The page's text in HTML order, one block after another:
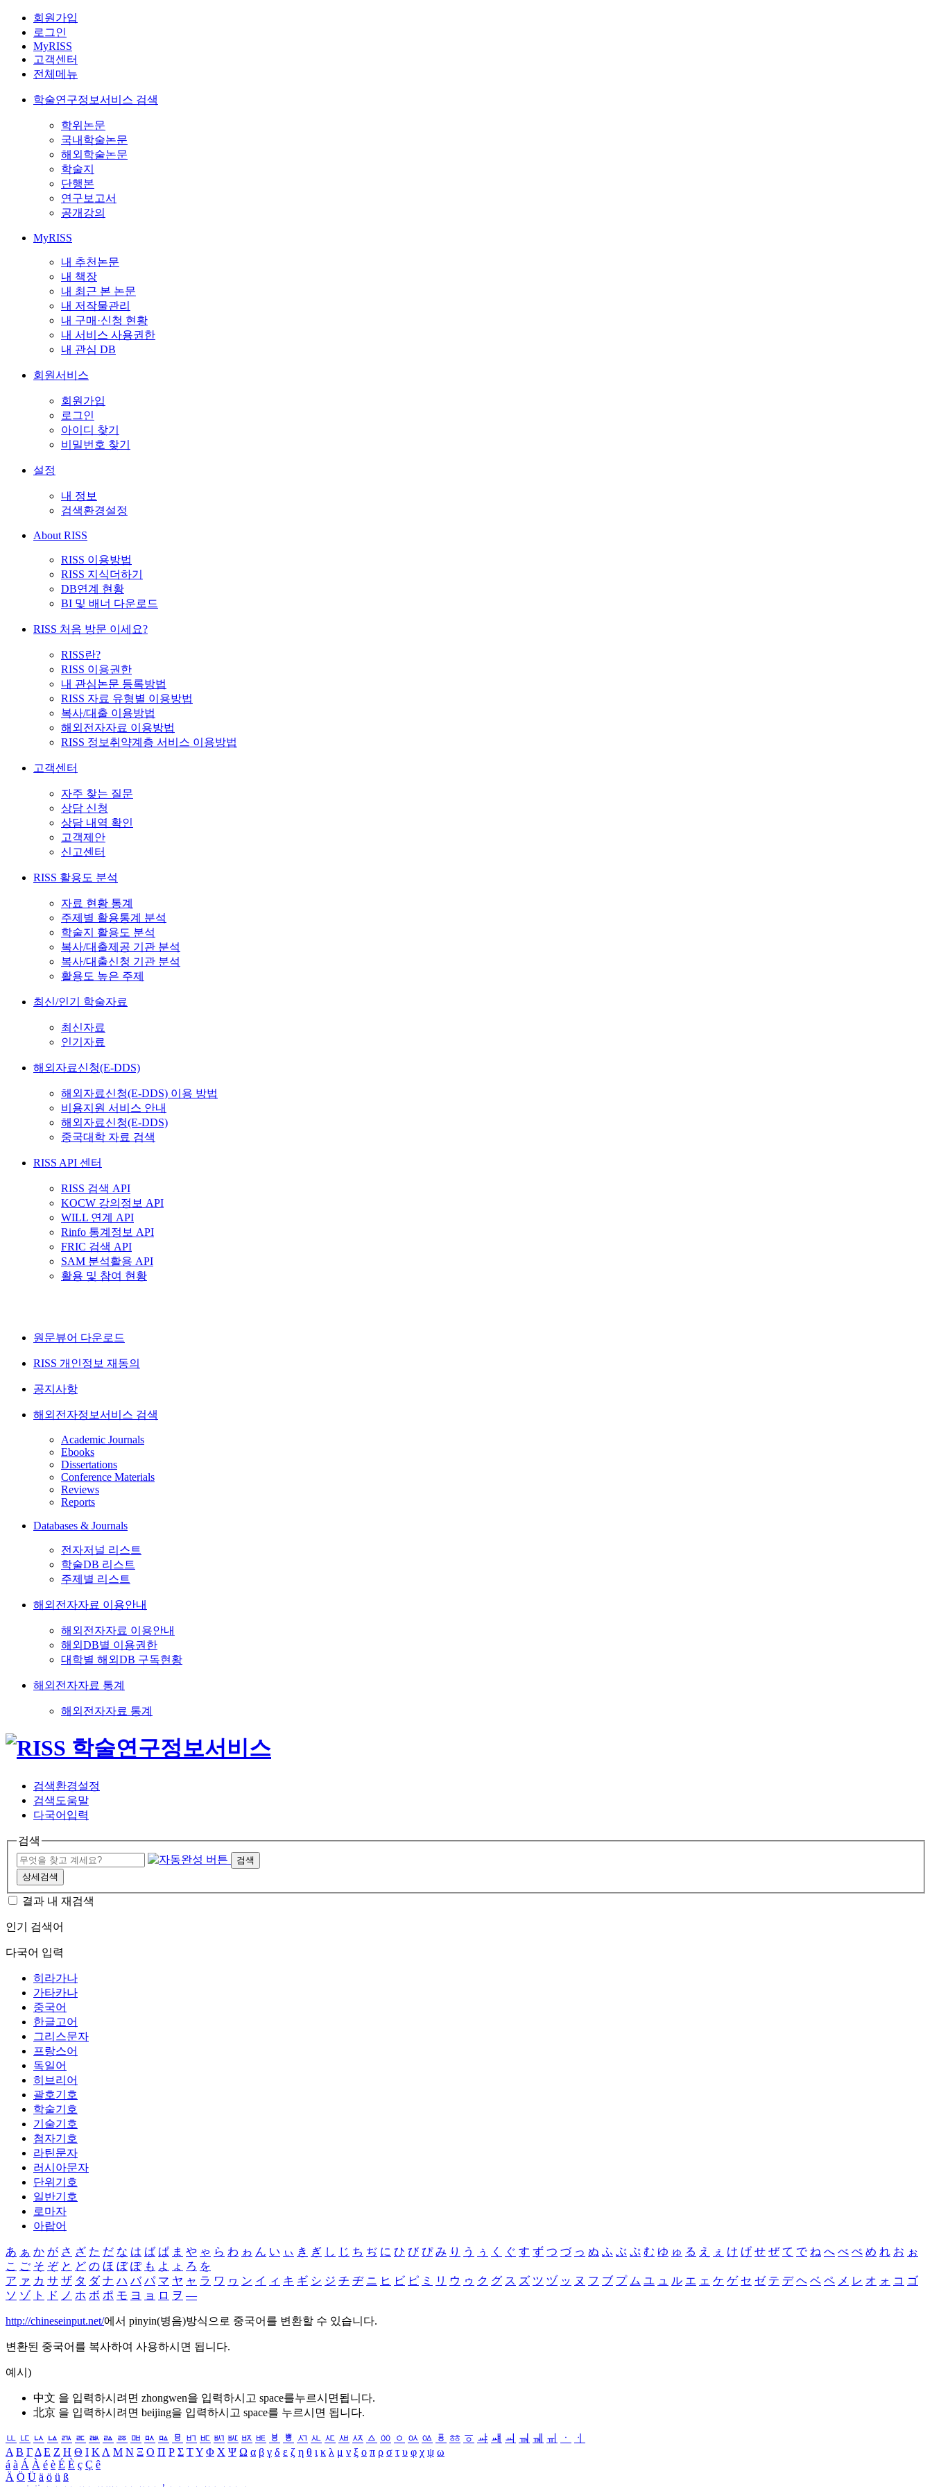
회원가입
로그인
MyRISS
고객센터
전체메뉴
학술연구정보서비스 검색
학위논문
국내학술논문
해외학술논문
학술지
단행본
연구보고서
공개강의
MyRISS
내 추천논문
내 책장
내 최근 본 논문
내 저작물관리
내 구매·신청 현황
내 서비스 사용권한
내 관심 DB
회원서비스
회원가입
로그인
아이디 찾기
비밀번호 찾기
설정
내 정보
검색환경설정
About RISS
RISS 이용방법
RISS 지식더하기
DB연계 현황
BI 및 배너 다운로드
RISS 처음 방문 이세요?
RISS란?
RISS 이용권한
내 관심논문 등록방법
RISS 자료 유형별 이용방법
복사/대출 이용방법
해외전자자료 이용방법
RISS 정보취약계층 서비스 이용방법
고객센터
자주 찾는 질문
상담 신청
상담 내역 확인
고객제안
신고센터
RISS 활용도 분석
자료 현황 통계
주제별 활용통계 분석
학술지 활용도 분석
복사/대출제공 기관 분석
복사/대출신청 기관 분석
활용도 높은 주제
최신/인기 학술자료
최신자료
인기자료
해외자료신청(E-DDS)
해외자료신청(E-DDS) 이용 방법
비용지원 서비스 안내
해외자료신청(E-DDS)
중국대학 자료 검색
RISS API 센터
RISS 검색 API
KOCW 강의정보 API
WILL 연계 API
Rinfo 통계정보 API
FRIC 검색 API
SAM 분석활용 API
활용 및 참여 현황
원문뷰어 다운로드
RISS 개인정보 재동의
공지사항
해외전자정보서비스 검색
Academic Journals
Ebooks
Dissertations
Conference Materials
Reviews
Reports
Databases & Journals
전자저널 리스트
학술DB 리스트
주제별 리스트
해외전자자료 이용안내
해외전자자료 이용안내
해외DB별 이용권한
대학별 해외DB 구독현황
해외전자자료 통계
해외전자자료 통계
검색환경설정
검색도움말
다국어입력
검색
검색
상세검색
결과 내 재검색
인기 검색어
다국어 입력
히라가나
가타카나
중국어
한글고어
그리스문자
프랑스어
독일어
히브리어
괄호기호
학술기호
기술기호
첨자기호
라틴문자
러시아문자
단위기호
일반기호
로마자
아랍어
あ ぁ か が さ ざ た だ な は ば ぱ ま や ゃ ら わ ゎ ん い ぃ き ぎ し じ ち ぢ に ひ び ぴ み り う ぅ く ぐ す ず つ づ っ ぬ ふ ぶ ぷ む ゆ ゅ る え ぇ け げ せ ぜ て で ね へ べ ぺ め れ お ぉ
こ ご そ ぞ と ど の ほ ぼ ぽ も よ ょ ろ を
ア ァ カ サ ザ タ ダ ナ ハ バ パ マ ヤ ャ ラ ワ ヮ ン イ ィ キ ギ シ ジ チ ヂ ニ ヒ ビ ピ ミ リ ウ ゥ ク グ ス ズ ツ ヅ ッ ヌ フ ブ プ ム ユ ュ ル エ ェ ケ ゲ セ ゼ テ デ ヘ ベ ペ メ レ オ ォ コ ゴ
ソ ゾ ト ド ノ ホ ボ ポ モ ヨ ョ ロ ヲ ―
http://chineseinput.net/에서 pinyin(병음)방식으로 중국어를 변환할 수 있습니다.
변환된 중국어를 복사하여 사용하시면 됩니다.
예시)
中文 을 입력하시려면 zhongwen을 입력하시고 space를누르시면됩니다.
北京 을 입력하시려면 beijing을 입력하시고 space를 누르시면 됩니다.
ㅥ ㅦ ㅧ ㅨ ㅩ ㅪ ㅫ ㅬ ㅭ ㅮ ㅯ ㅰ ㅱ ㅲ ㅳ ㅴ ㅵ ㅶ ㅷ ㅸ ㅹ ㅺ ㅻ ㅼ ㅽ ㅾ ㅿ ㆀ ㆁ ㆂ ㆃ ㆄ ㆅ ㆆ ㆇ ㆈ ㆉ ㆊ ㆋ ㆌ ㆍ
ㆎ
Α Β ΓΔ Ε Ζ Η Θ Ι ΚΛ Μ Ν Ξ Ο Π Ρ Σ ΤΥ Φ Χ Ψ Ω α β γ δ ε ζ η θ ι κ λ μ ν ξ ο π ρ σ τ υ φ χ ψ ω
á à Á À é è É È ç Ç ê
Ä Ö Ü ä ö ü ß